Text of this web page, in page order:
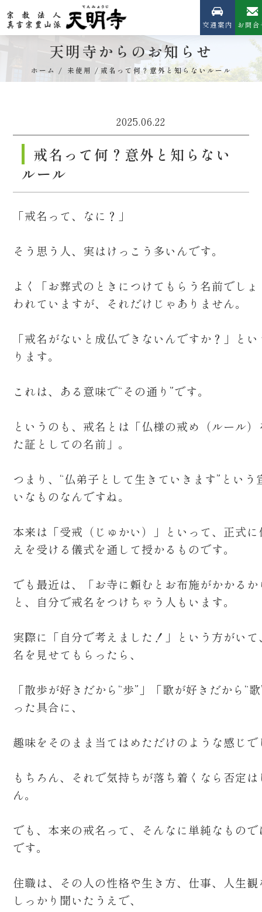
交通案内 お問合
天明寺からのお知らせ
ホーム 未使用 戒名って何？意外と知らないルール
2025.06.22
戒名って何？意外と知らない
ルール
「戒名って、なに？」
そう思う人、実はけっこう多いんです。
よく「お葬式のときにつけてもらう名前でし
われていますが、それだけじゃありません。
「戒名がないと成仏できないんですか？」と
ります。
これは、ある意味で“その通り”です。
というのも、戒名とは「仏様の戒め（ルール
た証としての名前」。
つまり、“仏弟子として生きていきます”という
いなものなんですね。
本来は「受戒（じゅかい）」といって、正式
えを受ける儀式を通して授かるものです。
でも最近は、「お寺に頼むとお布施がかかる
と、自分で戒名をつけちゃう人もいます。
実際に「自分で考えました！」という方がい
名を見せてもらったら、
「散歩が好きだから“歩”」「歌が好きだから“
った具合に、
趣味をそのまま当てはめただけのような感じ
もちろん、それで気持ちが落ち着くなら否定
ん。
でも、本来の戒名って、そんなに単純なもの
です。
住職は、その人の性格や生き方、仕事、人生
しっかり聞いたうえで、